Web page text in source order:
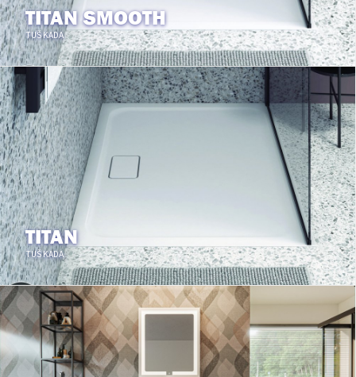
TITAN SMOOTH
TUŠ KADA
TITAN
TUŠ KADA